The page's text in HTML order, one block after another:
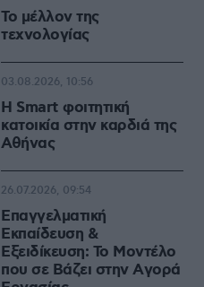
Το μέλλον της
τεχνολογίας
Η Smart φοιτητική
κατοικία στην καρδιά της
Αθήνας
03.08.2026, 10:56
Επαγγελματική
Εκπαίδευση &
Εξειδίκευση: Το Mοντέλο
που σε Bάζει στην Aγορά
26.07.2026, 09:54